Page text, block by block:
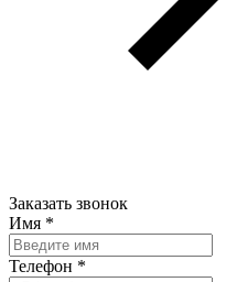
Заказать звонок
Имя *
Телефон *